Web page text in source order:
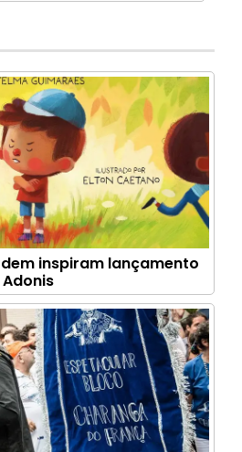
inspiram lançamento